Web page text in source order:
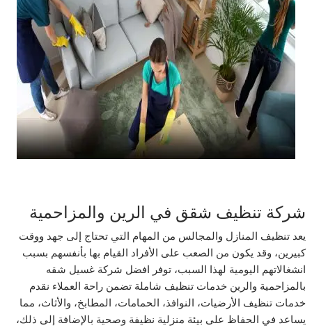
شركة تنظيف شقق في الرين والمزاحمية
يعد تنظيف المنازل والمجالس من المهام التي تحتاج إلى جهد ووقت
كبيرين، وقد يكون من الصعب على الأفراد القيام بها بأنفسهم بسبب
انشغالاتهم اليومية لهذا السبب، توفر افضل شركة غسيل شقه
بالمزاحمية والرين خدمات تنظيف شاملة تضمن راحة العملاء نقدم
خدمات تنظيف الأرضيات، النوافذ، الحمامات، المطابخ، والأثاث، مما
يساعد في الحفاظ على بيئة منزلية نظيفة وصحية بالإضافة إلى ذلك،